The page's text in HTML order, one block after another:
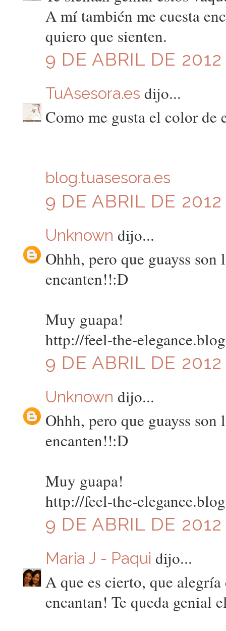
A mí también me cuesta
quiero que sienten.
9 DE ABRIL DE 2012
TuAsesora.es dijo...
Como me gusta el color de
blog.tuasesora.es
9 DE ABRIL DE
Unknown dijo...
Ohhh, pero que guayss
encanten!!:D
Muy guapa!
http://feel-the-
9 DE ABRIL DE
Unknown dijo...
Ohhh, pero que guayss
encanten!!:D
Muy guapa!
http://feel-the-
9 DE ABRIL DE
Maria J - Paqui dijo...
A que es cierto, que alegría
encantan! Te queda genial